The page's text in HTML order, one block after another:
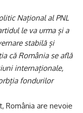
Național al PNL
le va urma și a
stabilă și
că România se află
internaționale,
fondurilor
România are nevoie